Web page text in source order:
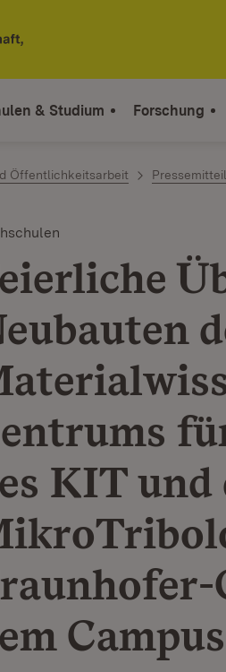
& Studium Forschung
Öffentlichkeitsarbeit
KIT und